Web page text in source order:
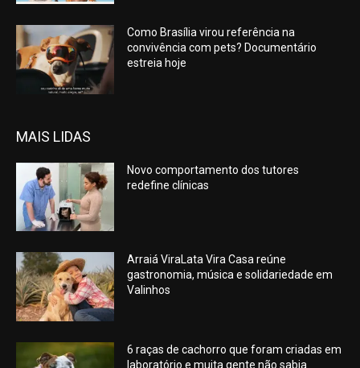
Como Brasília virou referência na
convivência com pets? Documentário
estreia hoje
MAIS LIDAS
Novo comportamento dos tutores
redefine clínicas
Arraiá ViraLata Vira Casa reúne
gastronomia, música e solidariedade em
Valinhos
6 raças de cachorro que foram criadas em
laboratório e muita gente não sabia